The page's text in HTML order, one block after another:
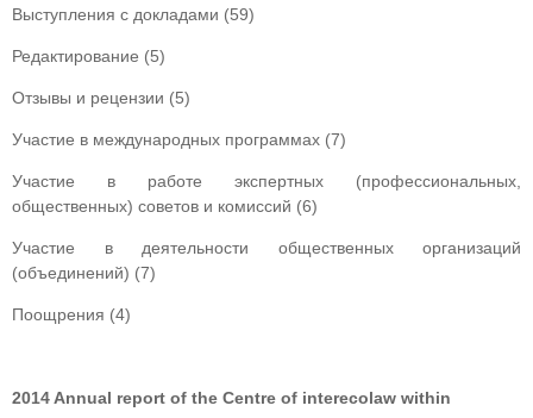
Выступления с докладами (59)
Редактирование (5)
Отзывы и рецензии (5)
Участие в международных программах (7)
Участие в работе экспертных (профессиональных,
общественных) советов и комиссий (6)
Участие в деятельности общественных организаций
(объединений) (7)
Поощрения (4)
2014 Annual report of the Сentre of interecolaw within